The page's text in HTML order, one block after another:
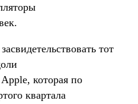
тот
которая по
квартала